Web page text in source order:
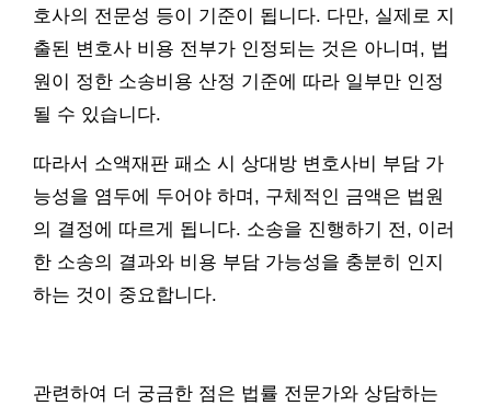
호사의 전문성 등이 기준이 됩니다. 다만, 실제로 지
출된 변호사 비용 전부가 인정되는 것은 아니며, 법
원이 정한 소송비용 산정 기준에 따라 일부만 인정
될 수 있습니다.
따라서 소액재판 패소 시 상대방 변호사비 부담 가
능성을 염두에 두어야 하며, 구체적인 금액은 법원
의 결정에 따르게 됩니다. 소송을 진행하기 전, 이러
한 소송의 결과와 비용 부담 가능성을 충분히 인지
하는 것이 중요합니다.
관련하여 더 궁금한 점은 법률 전문가와 상담하는